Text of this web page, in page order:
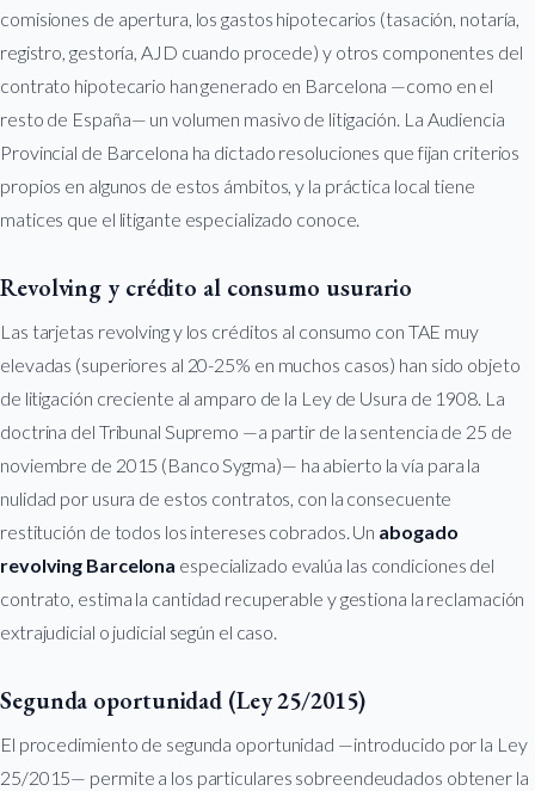
comisiones de apertura, los gastos hipotecarios (tasación, notaría,
registro, gestoría, AJD cuando procede) y otros componentes del
contrato hipotecario han generado en Barcelona —como en el
resto de España— un volumen masivo de litigación. La Audiencia
Provincial de Barcelona ha dictado resoluciones que fijan criterios
propios en algunos de estos ámbitos, y la práctica local tiene
matices que el litigante especializado conoce.
Revolving y crédito al consumo usurario
Las tarjetas revolving y los créditos al consumo con TAE muy
elevadas (superiores al 20-25% en muchos casos) han sido objeto
de litigación creciente al amparo de la Ley de Usura de 1908. La
doctrina del Tribunal Supremo —a partir de la sentencia de 25 de
noviembre de 2015 (Banco Sygma)— ha abierto la vía para la
nulidad por usura de estos contratos, con la consecuente
restitución de todos los intereses cobrados. Un abogado
revolving Barcelona especializado evalúa las condiciones del
contrato, estima la cantidad recuperable y gestiona la reclamación
extrajudicial o judicial según el caso.
Segunda oportunidad (Ley 25/2015)
El procedimiento de segunda oportunidad —introducido por la Ley
25/2015— permite a los particulares sobreendeudados obtener la